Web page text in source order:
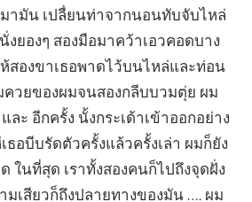
มามัน เปลื่ยนท่าจากนอนทับจับไหล่
งยองๆ สองมือมาคว้าเอวคอดบาง
ห้สองขาเธอพาดไว้บนไหล่และท่อน
วยของผมจนสองกลีบบวมตุ่ย ผม
ละ อีกครั้ง นั้งกระเด้าเข้าออกอย่าง
อบีบรัดตัวครั้งแล้วครั้งเล่า ผมก็ยัง
ในที่สุด เราทั้งสองคนก็ไปถึงจุดฝั่ง
เสียวก็ถึงปลายทางของมัน …. ผม